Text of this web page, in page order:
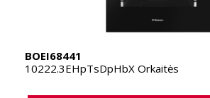
BOEI68441
10222.3EHpTsDpHbX Orkaitės